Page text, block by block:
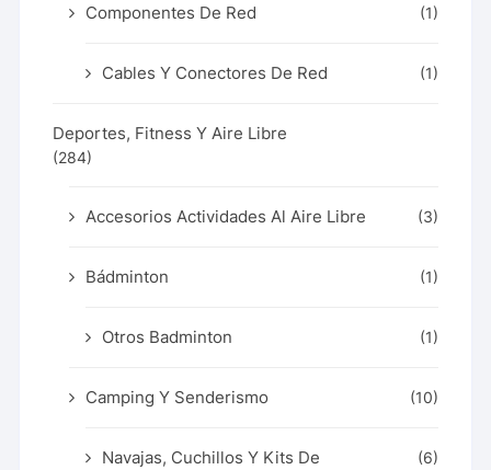
Componentes De Red (1)
Cables Y Conectores De Red (1)
Deportes, Fitness Y Aire Libre
(284)
Accesorios Actividades Al Aire Libre (3)
Bádminton (1)
Otros Badminton (1)
Camping Y Senderismo (10)
Navajas, Cuchillos Y Kits De
(6)